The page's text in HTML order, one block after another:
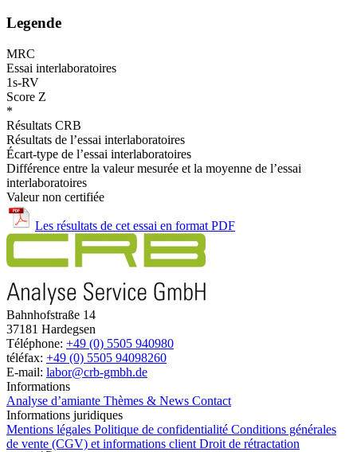
Legende
MRC
Essai interlaboratoires
1s-RV
Score Z
*
Résultats CRB
Résultats de l’essai interlaboratoires
Écart-type de l’essai interlaboratoires
Différence entre la valeur mesurée et la moyenne de l’essai
interlaboratoires
Valeur non certifiée
Les résultats de cet essai en format PDF
Bahnhofstraße 14
37181 Hardegsen
Téléphone: +49 (0) 5505 940980
téléfax: +49 (0) 5505 94098260
E-mail: labor@crb-gmbh.de
Informations
Analyse d’amiante Thèmes & News Contact
Informations juridiques
Mentions légales Politique de confidentialité Conditions générales
de vente (CGV) et informations client Droit de rétractation